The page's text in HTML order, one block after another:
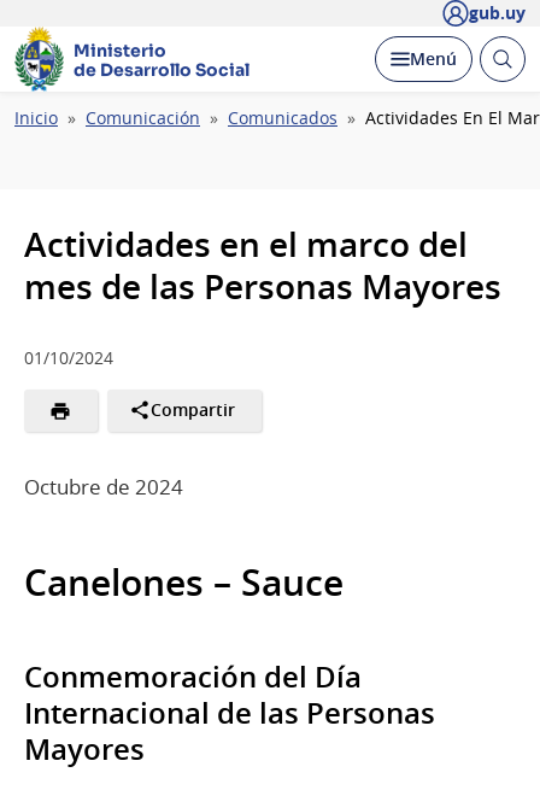
gub.uy
Ministerio
de Desarrollo Social
Desplegar
Menú Abrir
Ruta
Inicio Comunicación Comunicados Actividades En El
Actividades en el marco del
mes de las Personas Mayores
01/10/2024
Compartir
Octubre de 2024
Canelones – Sauce
Conmemoración del Día
Internacional de las Personas
Mayores